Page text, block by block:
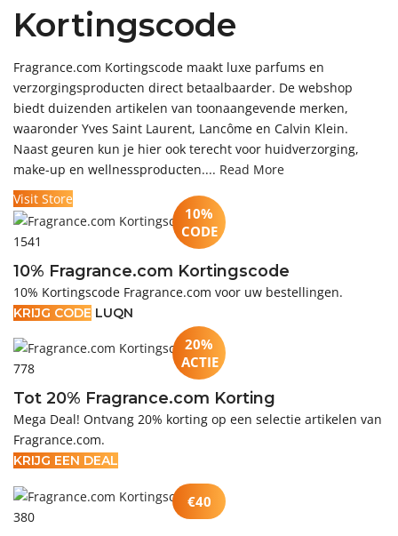
Kortingscode
Fragrance.com Kortingscode maakt luxe parfums en
verzorgingsproducten direct betaalbaarder. De webshop
biedt duizenden artikelen van toonaangevende merken,
waaronder Yves Saint Laurent, Lancôme en Calvin Klein.
Naast geuren kun je hier ook terecht voor huidverzorging,
make-up en wellnessproducten.... Read More
Visit Store
10%
CODE
1541
10% Fragrance.com Kortingscode
10% Kortingscode Fragrance.com voor uw bestellingen.
KRIJG CODE LUQN
20%
ACTIE
778
Tot 20% Fragrance.com Korting
Mega Deal! Ontvang 20% korting op een selectie artikelen van
Fragrance.com.
KRIJG EEN DEAL
€40
380